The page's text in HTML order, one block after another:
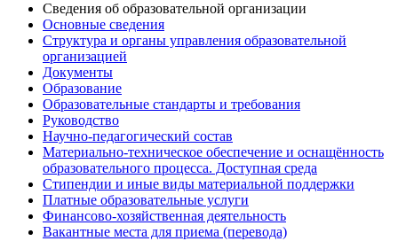
Сведения об образовательной организации
Основные сведения
Структура и органы управления образовательной
организацией
Документы
Образование
Образовательные стандарты и требования
Руководство
Научно-педагогический состав
Материально-техническое обеспечение и оснащённость
образовательного процесса. Доступная среда
Стипендии и иные виды материальной поддержки
Платные образовательные услуги
Финансово-хозяйственная деятельность
Вакантные места для приема (перевода)